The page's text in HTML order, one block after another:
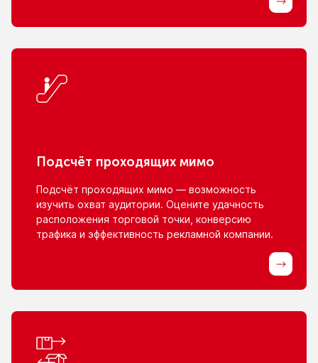
Подсчёт проходящих мимо
Подсчёт проходящих мимо — возможность
изучить охват аудитории. Оцените удачность
расположения торговой точки, конверсию
трафика и эффективность рекламной компании.